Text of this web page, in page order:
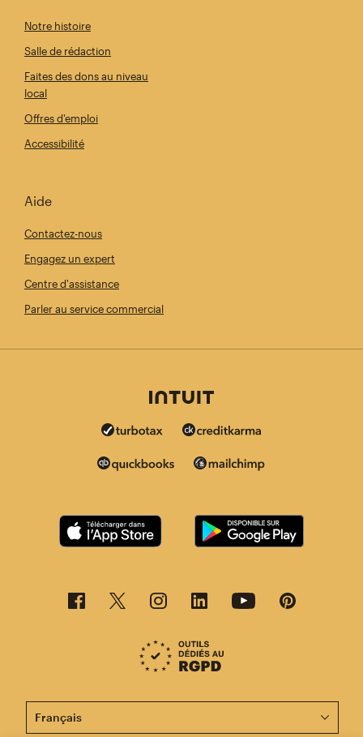
Notre histoire
Salle de rédaction
Faites des dons au niveau
local
Offres d'emploi
Accessibilité
Aide
Contactez-nous
Engagez un expert
Centre d'assistance
Parler au service commercial
Cette page est désormais disponible en d'autres